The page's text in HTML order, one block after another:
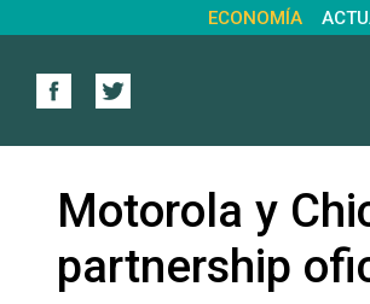
ECONOMÍA
Motorola y
partnership